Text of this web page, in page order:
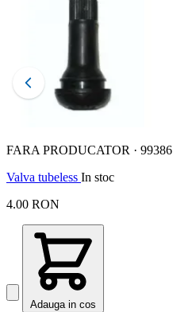
FARA PRODUCATOR · 99386
Valva tubeless In stoc
4.00 RON
Adauga in cos